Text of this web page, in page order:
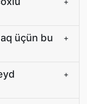
üçün bu
+
+